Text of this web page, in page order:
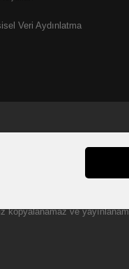
Veri Aydınlatma
kopyalanamaz ve